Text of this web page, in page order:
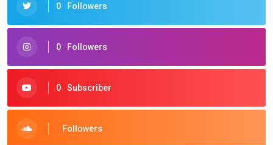
0 Followers
0 Followers
0 Subscriber
Followers